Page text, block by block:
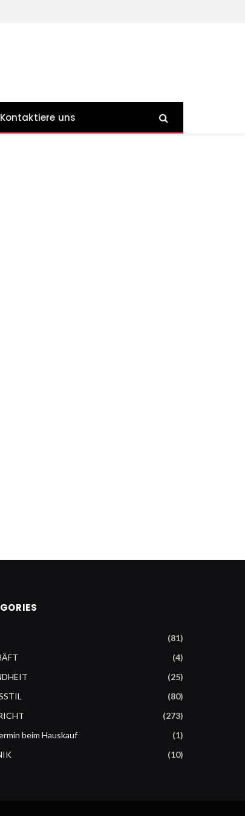
Kontaktiere uns
(81)
(4)
(25)
(80)
(273)
beim Hauskauf
(1)
(10)